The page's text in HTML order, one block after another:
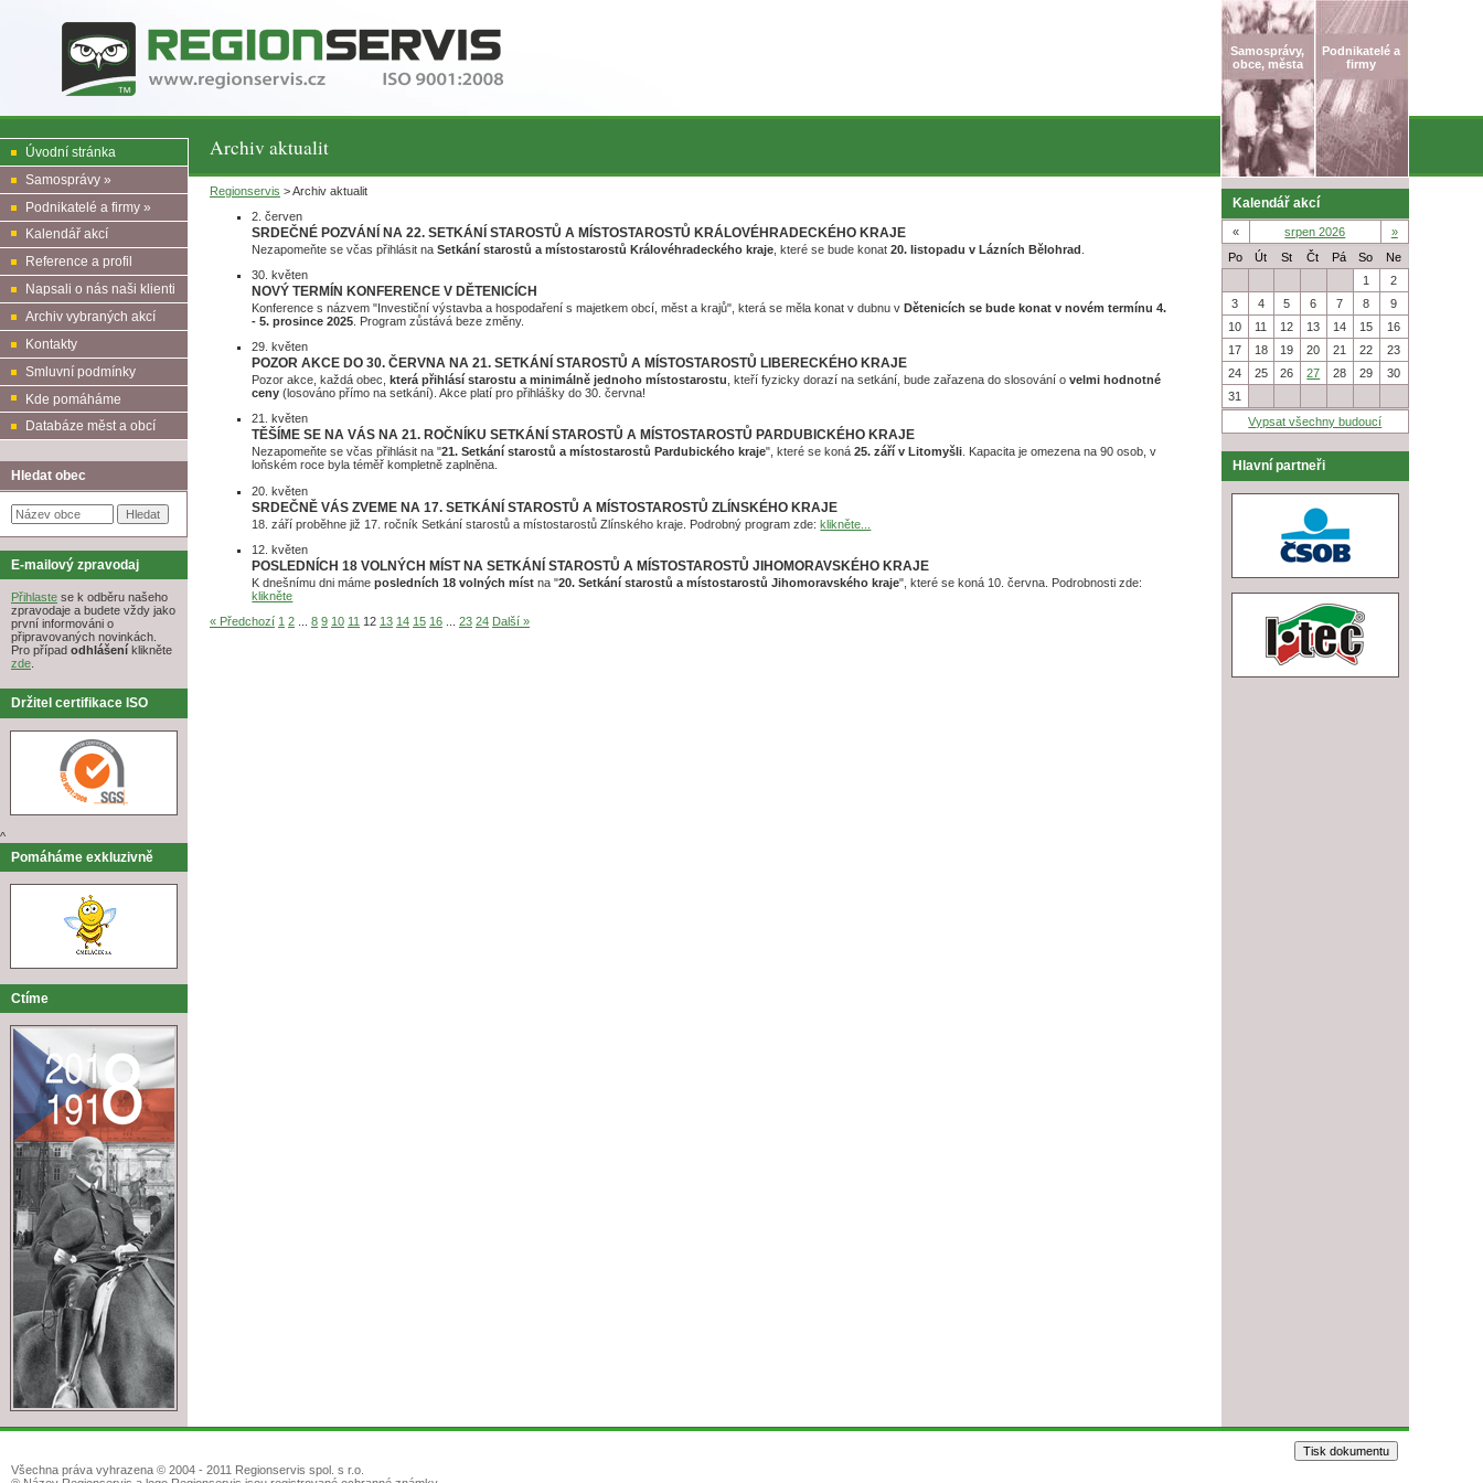
Samosprávy,
obce, města
Podnikatelé a
firmy
Archiv aktualit
Úvodní stránka
Samosprávy »
Podnikatelé a firmy »
Kalendář akcí
Reference a profil
Napsali o nás naši klienti
Archiv vybraných akcí
Kontakty
Smluvní podmínky
Kde pomáháme
Databáze měst a obcí
Hledat obec
E-mailový zpravodaj
Přihlaste se k odběru našeho
zpravodaje a budete vždy jako
první informováni o
připravovaných novinkách.
Pro případ odhlášení klikněte
zde.
Držitel certifikace ISO
^
Pomáháme exkluzivně
Ctíme
Kalendář akcí
« srpen 2026
»
Po
Út St Čt Pá So
Ne
1
2
3
4 5 6 7 8
9
10
11 12 13 14 15
16
17
18 19 20 21 22
23
24
25 26 27 28 29
30
31
Vypsat všechny budoucí
Hlavní partneři
Regionservis > Archiv aktualit
2. červen
SRDEČNÉ POZVÁNÍ NA 22. SETKÁNÍ STAROSTŮ A MÍSTOSTAROSTŮ KRÁLOVÉHRADECKÉHO KRAJE
Nezapomeňte se včas přihlásit naSetkání starostů a místostarostů Královéhradeckého kraje , které se bude konat20. listopadu v Lázních Bělohrad
30. květen
NOVÝ TERMÍN KONFERENCE V DĚTENICÍCH
Konference s názvem "Investiční výstavba a hospodaření s majetkem obcí, měst a krajů", která se měla konat v dubnu vDětenicích se bude konat v novém termínu 4.
- 5. prosince 2025 . Program zůstává beze změny.
29. květen
POZOR AKCE DO 30. ČERVNA NA 21. SETKÁNÍ STAROSTŮ A MÍSTOSTAROSTŮ LIBERECKÉHO KRAJE
Pozor akce, každá obec,která přihlásí starostu a minimálně jednoho místostarostu , kteří fyzicky dorazí na setkání, bude zařazena do slosování ovelmi hodnotné
ceny (losováno přímo na setkání). Akce platí pro přihlášky do 30. června!
21. květen
TĚŠÍME SE NA VÁS NA 21. ROČNÍKU SETKÁNÍ STAROSTŮ A MÍSTOSTAROSTŮ PARDUBICKÉHO KRAJE
Nezapomeňte se včas přihlásit na "21. Setkání starostů a místostarostů Pardubického kraje", které se koná25. září v Litomyšli . Kapacita je omezena na 90 osob, v
loňském roce byla téměř kompletně zaplněna.
20. květen
SRDEČNĚ VÁS ZVEME NA 17. SETKÁNÍ STAROSTŮ A MÍSTOSTAROSTŮ ZLÍNSKÉHO KRAJE
18. září proběhne již 17. ročník Setkání starostů a místostarostů Zlínského kraje. Podrobný program zde:klikněte...
12. květen
POSLEDNÍCH 18 VOLNÝCH MÍST NA SETKÁNÍ STAROSTŮ A MÍSTOSTAROSTŮ JIHOMORAVSKÉHO KRAJE
K dnešnímu dni mámeposledních 18 volných míst na "20. Setkání starostů a místostarostů Jihomoravského kraje", které se koná 10. června. Podrobnosti zde:
klikněte
« Předchozí 1 2 8 9 10 11 12 13 14 15 16 23 24 Další »
Všechna práva vyhrazena © 2004 - 2011 Regionservis spol. s r.o.